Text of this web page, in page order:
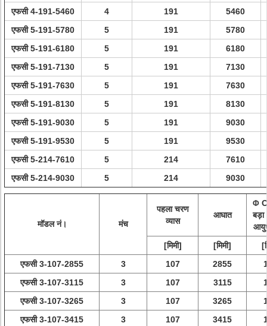
एफसी 4-191-5460
4 191
5460
एफसी 5-191-5780
5 191
5780
एफसी 5-191-6180
5 191
6180
एफसी 5-191-7130
5 191
7130
एफसी 5-191-7630
5 191
7630
एफसी 5-191-8130
5 191
8130
एफसी 5-191-9030
5 191
9030
एफसी 5-191-9530
5 191
9530
एफसी 5-214-7610
5 214
7610
एफसी 5-214-9030
5 214 9030
मॉडल नं। मंच
पहला चरण
व्यास
आघात
Φ
बड़ा
[मिमी]
[मिमी]
एफसी 3-107-2855
3 107 2855
एफसी 3-107-3115
3 107 3115
एफसी 3-107-3265
3 107 3265
एफसी 3-107-3415
3 107 3415